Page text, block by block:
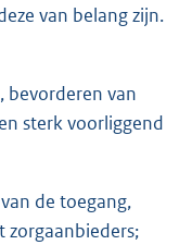
van belang zijn.
bevorderen van
sterk voorliggend
de toegang,
zorgaanbieders;